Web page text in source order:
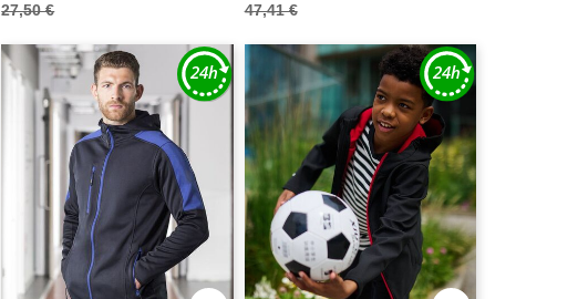
27,50 € 47,41 €